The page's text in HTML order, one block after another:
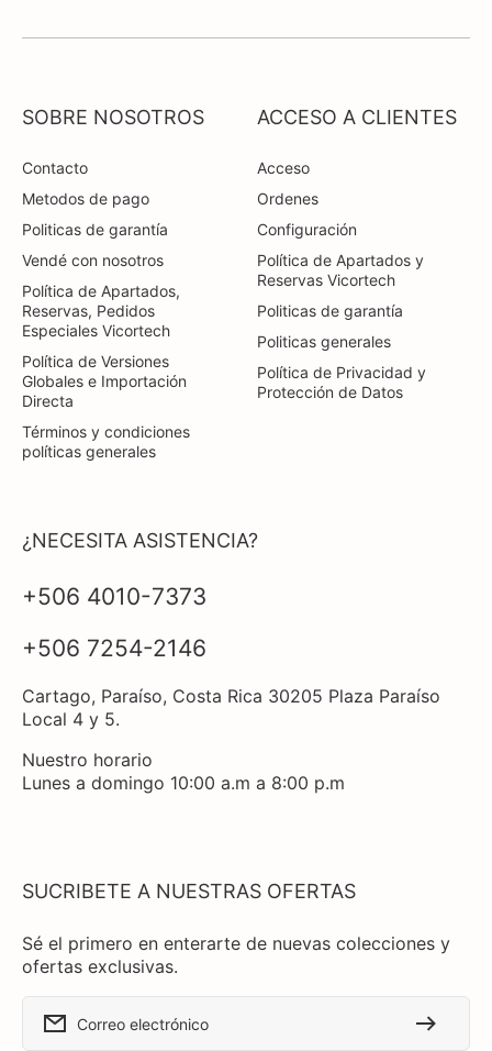
SOBRE NOSOTROS
Contacto
Metodos de pago
Politicas de garantía
Vendé con nosotros
Política de Apartados,
Reservas, Pedidos
Especiales Vicortech
Política de Versiones
Globales e Importación
Directa
Términos y condiciones
políticas generales
ACCESO A CLIENTES
Acceso
Ordenes
Configuración
Política de Apartados y
Reservas Vicortech
Politicas de garantía
Politicas generales
Política de Privacidad y
Protección de Datos
¿NECESITA ASISTENCIA?
+506 4010-7373
+506 7254-2146
Cartago, Paraíso, Costa Rica 30205 Plaza Paraíso
Local 4 y 5.
Nuestro horario
Lunes a domingo 10:00 a.m a 8:00 p.m
SUCRIBETE A NUESTRAS OFERTAS
Sé el primero en enterarte de nuevas colecciones y
ofertas exclusivas.
Correo electrónico